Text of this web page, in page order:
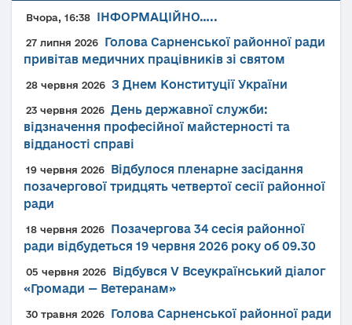
Вчора, 16:38 ІНФОРМАЦІЙНО…..
27 липня 2026
Голова Сарненської районної ради
привітав медичних працівників зі святом
28 червня 2026 З Днем Конституції України
23 червня 2026 День державної служби:
відзначення професійної майстерності та
відданості справі
19 червня 2026
Відбулося пленарне засідання
позачергової тридцять четвертої сесії районної
ради
18 червня 2026
Позачергова 34 сесія районної
ради відбудеться 19 червня 2026 року об 09.30
05 червня 2026
Відбувся V Всеукраїнський діалог
«Громади — Ветеранам»
30 травня 2026
Голова Сарненської районної ради